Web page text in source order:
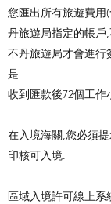
您匯出所有旅遊費用
丹旅遊局指定的帳戶
不丹旅遊局才會進行
是
收到匯款後72個工作
在入境海關,您必須
印核可入境.
區域入境許可線上系